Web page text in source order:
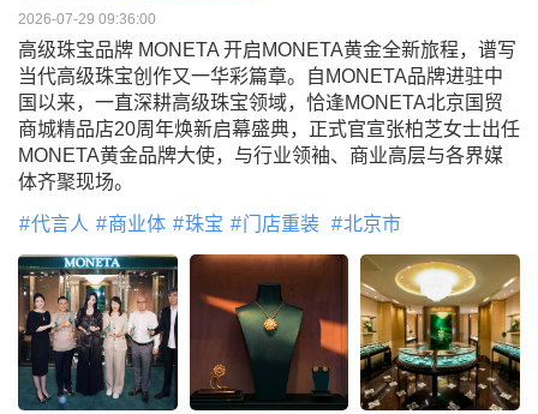
2026-07-29 09:36:00
高级珠宝品牌 MONETA 开启MONETA黄金全新旅程，谱写
当代高级珠宝创作又一华彩篇章。自MONETA品牌进驻中
国以来，一直深耕高级珠宝领域，恰逢MONETA北京国贸
商城精品店20周年焕新启幕盛典，正式官宣张柏芝女士出任
MONETA黄金品牌大使，与行业领袖、商业高层与各界媒
体齐聚现场。
代言人 商业体 珠宝 门店重装 北京市